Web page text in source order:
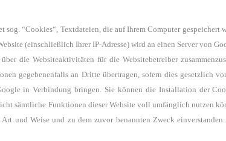
sog. “Cookies“, Textdateien, die auf Ihrem Computer gespeichert
(einschließlich Ihrer IP-Adresse) wird an einen Servervon
die Websiteaktivitäten für die Websitebetreiber
gegebenenfalls an Dritte übertragen, sofern dies gesetzlich
in Verbindung bringen. Sie können die Installation der
sämtliche Funktionen dieser Website voll umfänglich nutzen
Art und Weise und zu dem zuvor benannten Zweck einverstanden.